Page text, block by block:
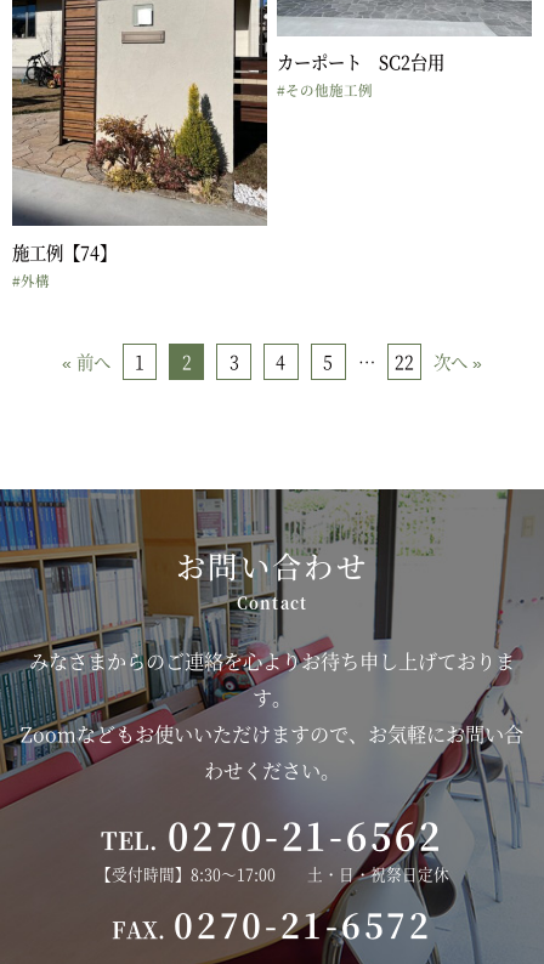
施工例【74】
#外構
カーポート SC2台用
#その他施工例
« 前へ 1 2 3 4 5 … 22 次へ »
お問い合わせ
みなさまからのご連絡を心よりお待ち申し上げておりま
す。
Zoomなどもお使いいただけますので、お気軽にお問い合
わせください。
TEL. 0270-21-6562
【受付時間】8:30～17:00 土・日・祝祭日定休
FAX. 0270-21-6572